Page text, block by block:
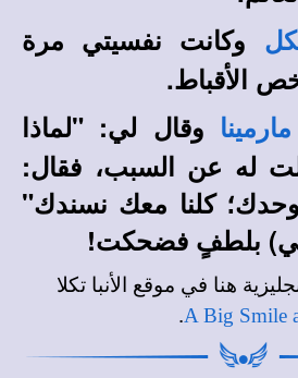
وكانت نفسيتي مرة
الأقباط.
مارمينا
وقال لي: "لماذا
له عن السبب، فقال:
كلنا معك نسندك"
بلطفٍ فضحكت!
هنا في موقع الأنبا تكلا
A Big Smile
.